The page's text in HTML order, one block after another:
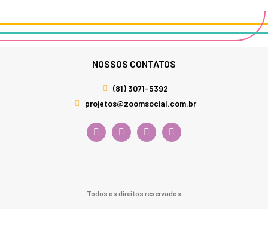
NOSSOS CONTATOS
(81) 3071-5392
projetos@zoomsocial.com.br
Todos os direitos reservados